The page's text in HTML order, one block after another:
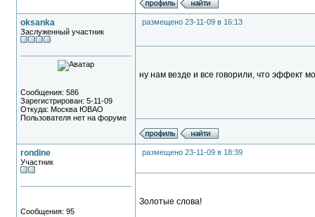
oksanka
Заслуженный участник
Сообщения: 586
Зарегистрирован: 5-11-09
Откуда: Москва ЮВАО
Пользователя нет на форуме
размещено 23-11-09 в 16:13
ну нам везде и все говорили, что эффект
rondine
Участник
Сообщения: 95
размещено 23-11-09 в 18:39
Золотые слова!